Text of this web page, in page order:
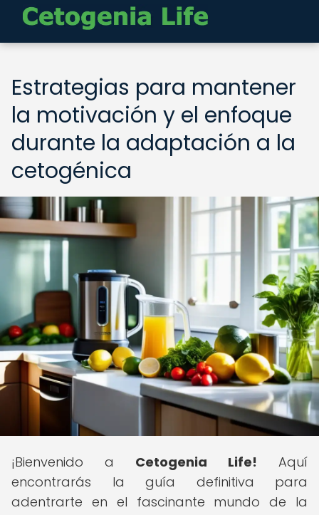
Estrategias para mantener
la motivación y el enfoque
durante la adaptación a la
cetogénica
¡Bienvenido a Cetogenia Life! Aquí
encontrarás la guía definitiva para
adentrarte en el fascinante mundo de la